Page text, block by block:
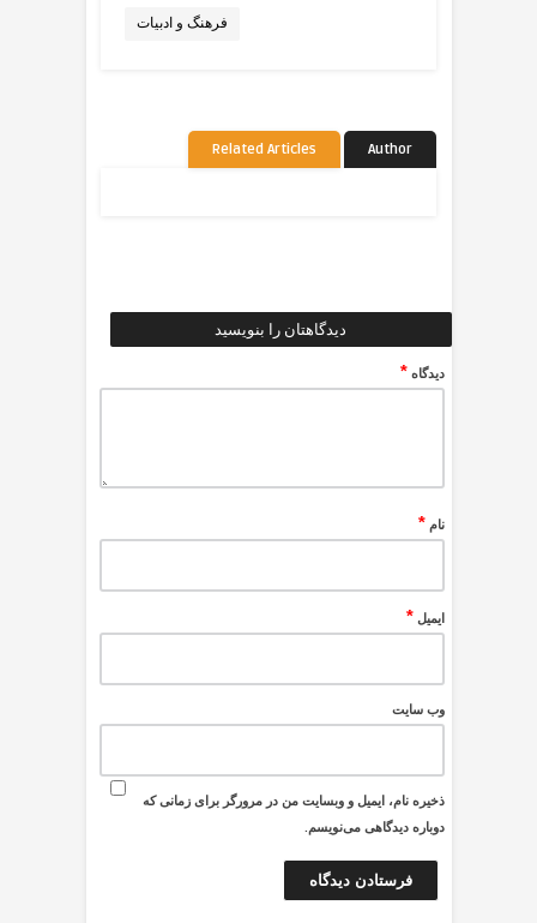
فرهنگ و ادبیات
Related Articles Author
دیدگاهتان را بنویسید
دیدگاه*
نام*
ایمیل*
وب‌ سایت
ذخیره نام، ایمیل و وبسایت من در مرورگر برای زمانی که
دوباره دیدگاهی می‌نویسم.